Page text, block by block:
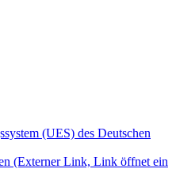
(UES) des Deutschen
(Externer Link, Link öffnet ein